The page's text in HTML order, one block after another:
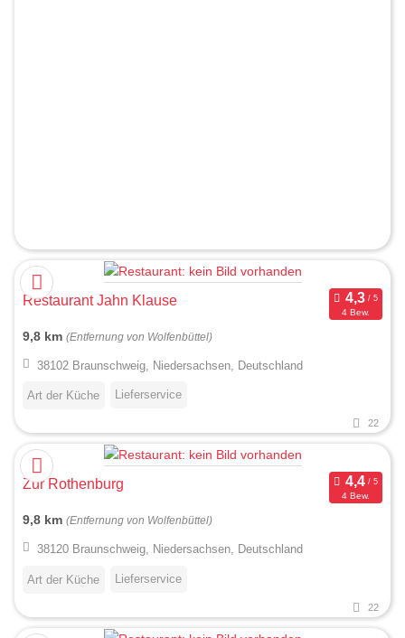
Restaurant Jahn Klause
4 Bew.
9,8 km (Entfernung von Wolfenbüttel)
38102 Braunschweig, Niedersachsen, Deutschland
Art der Küche Lieferservice
22
Zur Rothenburg
4 Bew.
9,8 km (Entfernung von Wolfenbüttel)
38120 Braunschweig, Niedersachsen, Deutschland
Art der Küche Lieferservice
22